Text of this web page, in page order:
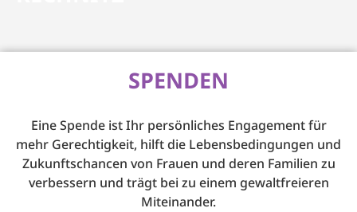
SPENDEN
Eine Spende ist Ihr persönliches Engagement für
mehr Gerechtigkeit, hilft die Lebensbedingungen und
Zukunftschancen von Frauen und deren Familien zu
verbessern und trägt bei zu einem gewaltfreieren
Miteinander.